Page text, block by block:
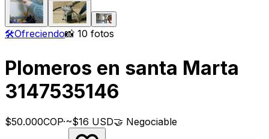
🛠️Ofreciendo📸 10 fotos
Plomeros en santa Marta
3147535146
$50.000COP·~$16 USD🤝 Negociable